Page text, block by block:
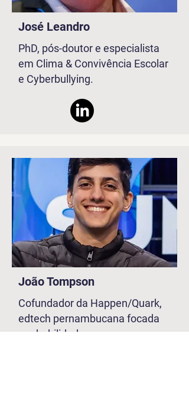
José Leandro
PhD, pós-doutor e especialista
em Clima & Convivência Escolar
e Cyberbullying.
João Tompson
Cofundador da Happen/Quark,
edtech pernambucana focada
em habilidades